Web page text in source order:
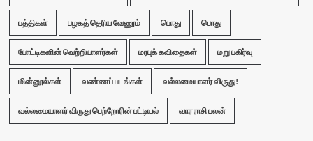
பத்திகள் பழகத் தெரிய வேணும் பொது பொது
போட்டிகளின் வெற்றியாளர்கள் மரபுக் கவிதைகள் மறு பகிர்வு
மின்னூல்கள் வண்ணப் படங்கள் வல்லமையாளர் விருது!
வல்லமையாளர் விருது பெற்றோரின் பட்டியல் வார ராசி பலன்